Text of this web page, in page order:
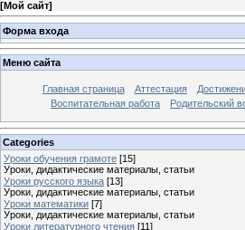
[Мой сайт]
Форма входа
Меню сайта
Главная страница Аттестация
Воспитательная работа
Родительский
Categories
Уроки обучения грамоте [15]
Уроки, дидактические материалы, статьи
Уроки русского языка [13]
Уроки, дидактические материалы, статьи
Уроки математики [7]
Уроки, дидактические материалы, статьи
Уроки литературного чтения [11]